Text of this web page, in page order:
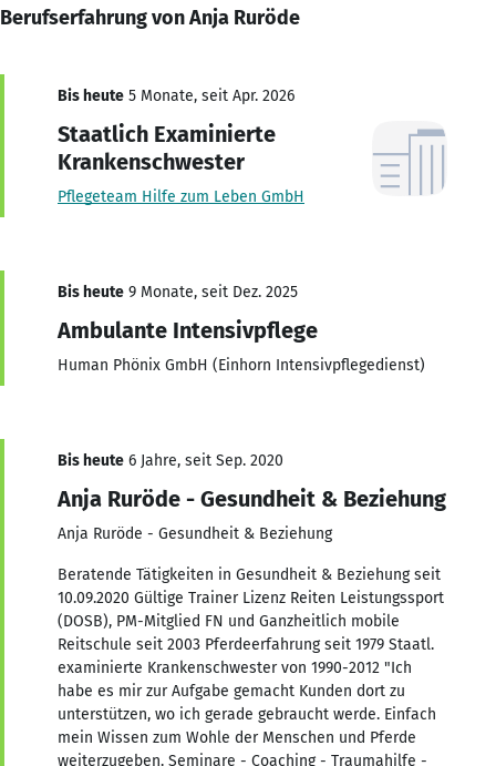
Berufserfahrung von Anja Ruröde
Bis heute 5 Monate, seit Apr. 2026
Staatlich Examinierte
Krankenschwester
Pflegeteam Hilfe zum Leben GmbH
Bis heute 9 Monate, seit Dez. 2025
Ambulante Intensivpflege
Human Phönix GmbH (Einhorn Intensivpflegedienst)
Bis heute 6 Jahre, seit Sep. 2020
Anja Ruröde - Gesundheit & Beziehung
Anja Ruröde - Gesundheit & Beziehung
Beratende Tätigkeiten in Gesundheit & Beziehung seit
10.09.2020 Gültige Trainer Lizenz Reiten Leistungssport
(DOSB), PM-Mitglied FN und Ganzheitlich mobile
Reitschule seit 2003 Pferdeerfahrung seit 1979 Staatl.
examinierte Krankenschwester von 1990-2012 "Ich
habe es mir zur Aufgabe gemacht Kunden dort zu
unterstützen, wo ich gerade gebraucht werde. Einfach
mein Wissen zum Wohle der Menschen und Pferde
weiterzugeben. Seminare - Coaching - Traumahilfe -